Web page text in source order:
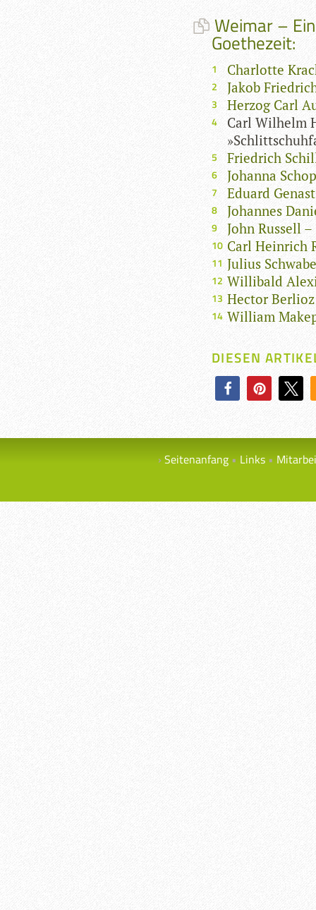
Weimar –
Goethezeit:
Charlotte
Jakob
Herzog Carl
Carl Wilhelm
Friedrich
Johanna
Eduard
Johannes
John Russell
Carl Heinrich
Julius
Willibald
Hector
William
DIESEN
Seitenanfang Links